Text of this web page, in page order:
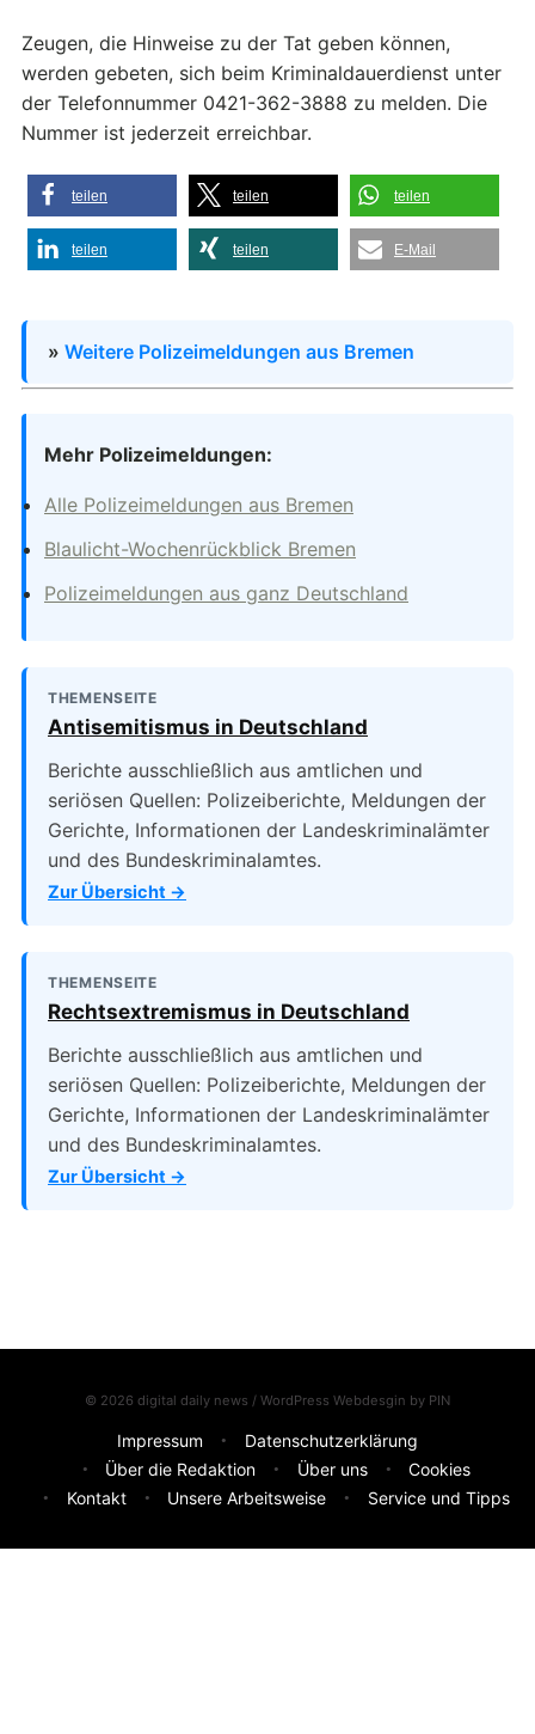
Zeugen, die Hinweise zu der Tat geben können,
werden gebeten, sich beim Kriminaldauerdienst unter
der Telefonnummer 0421-362-3888 zu melden. Die
Nummer ist jederzeit erreichbar.
teilen teilen teilen
teilen teilen E-Mail
» Weitere Polizeimeldungen aus Bremen
Mehr Polizeimeldungen:
Alle Polizeimeldungen aus Bremen
Blaulicht-Wochenrückblick Bremen
Polizeimeldungen aus ganz Deutschland
THEMENSEITE
Antisemitismus in Deutschland
Berichte ausschließlich aus amtlichen und
seriösen Quellen: Polizeiberichte, Meldungen der
Gerichte, Informationen der Landeskriminalämter
und des Bundeskriminalamtes.
Zur Übersicht →
THEMENSEITE
Rechtsextremismus in Deutschland
Berichte ausschließlich aus amtlichen und
seriösen Quellen: Polizeiberichte, Meldungen der
Gerichte, Informationen der Landeskriminalämter
und des Bundeskriminalamtes.
Zur Übersicht →
© 2026 digital daily news / WordPress Webdesgin by PIN
Impressum
Datenschutzerklärung
Über die Redaktion
Über uns
Cookies
Kontakt
Unsere Arbeitsweise Service und Tipps